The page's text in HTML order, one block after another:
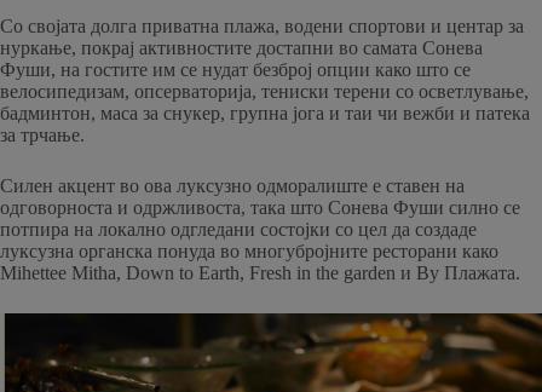
Со својата долга приватна плажа, водени спортови и центар за
нуркање, покрај активностите достапни во самата Сонева
Фуши, на гостите им се нудат безброј опции како што се
велосипедизам, опсерваторија, тениски терени со осветлување,
бадминтон, маса за снукер, групна јога и таи чи вежби и патека
за трчање.
Силен акцент во ова луксузно одморалиште е ставен на
одговорноста и одржливоста, така што Сонева Фуши силно се
потпира на локално одгледани состојки со цел да создаде
луксузна органска понуда во многубројните ресторани како
Mihettee Mitha, Down to Earth, Fresh in the garden и By Плажата.